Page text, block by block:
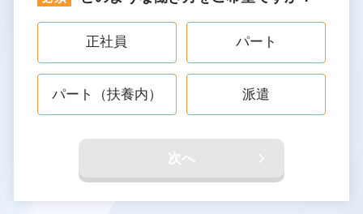
正社員 パート
パート（扶養内） 派遣
次へ